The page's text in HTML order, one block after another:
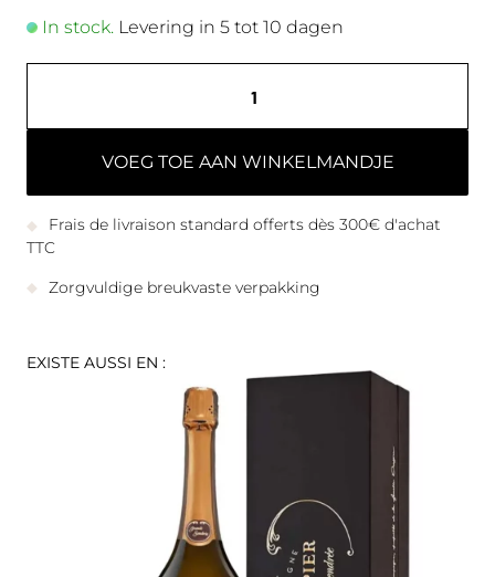
In stock. Levering in 5 tot 10 dagen
VOEG TOE AAN WINKELMANDJE
Frais de livraison standard offerts dès 300€ d'achat
TTC
Zorgvuldige breukvaste verpakking
EXISTE AUSSI EN :